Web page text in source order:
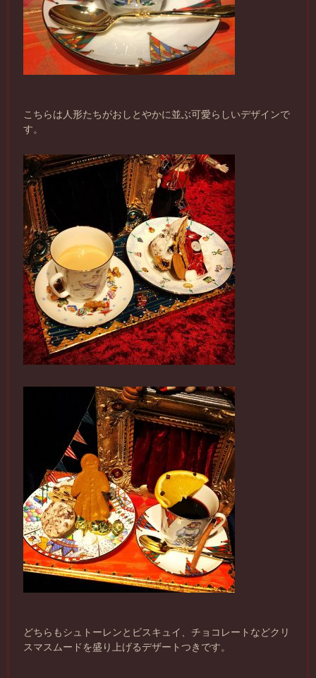
こちらは人形たちがおしとやかに並ぶ可愛らしいデザインで
す。
どちらもシュトーレンとビスキュイ、チョコレートなどクリ
スマスムードを盛り上げるデザートつきです。